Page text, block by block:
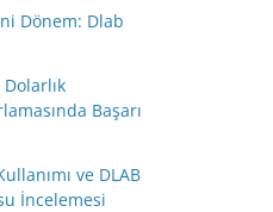
Dönem: Dlab
Başarı
ve DLAB
İncelemesi